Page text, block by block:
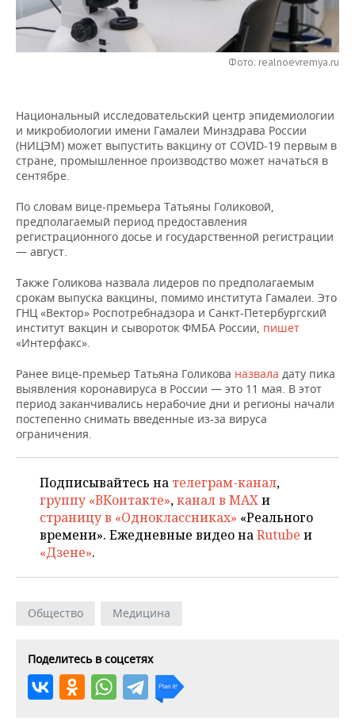
НЕФТЕХИМИЯ
НЕФТЬ
ЭНЕРГЕТИКА
РОЗНИЧНАЯ ТОРГОВЛЯ
НОВОСТИ ТЕХНОЛОГИЙ
ТЕЛЕКОММУНИКАЦИИ
МЕРОПРИЯТИЯ
БИЗНЕС-БРАНЧИ
ONLINE-КОНФЕРЕНЦИИ
ОТКРЫТАЯ ЛЕКЦИЯ
ФУТБОЛ
ХОККЕЙ
БАСКЕТБОЛ
ВОЛЕЙБОЛ
КИБЕРСПОРТ
ФИГУРНОЕ КАТАНИЕ
ХОККЕЙ С МЯЧОМ
НОВОСТИ ОБЩЕСТВА
ВЛАСТЬ
ИНФРАСТРУКТУРА
ИСТОРИЯ
КУЛЬТУРА
МЕДИЦИНА
ПРОИСШЕСТВИЯ
ФОТОГАЛЕРЕЯ
СЮЖЕТЫ
СПРАВОЧНИК
СПИСОК ПЕРСОН
СПИСОК КОМПАНИЙ
ПОЛНАЯ ВЕРСИЯ
Фото: realnoevremya.ru
Национальный исследовательский центр эпидемиологии
и микробиологии имени Гамалеи Минздрава России
(НИЦЭМ) может выпустить вакцину от COVID-19 первым в
стране, промышленное производство может начаться в
сентябре.
По словам вице-премьера Татьяны Голиковой,
предполагаемый период предоставления
регистрационного досье и государственной регистрации
— август.
Также Голикова назвала лидеров по предполагаемым
срокам выпуска вакцины, помимо института Гамалеи. Это
ГНЦ «Вектор» Роспотребнадзора и Санкт-Петербургский
институт вакцин и сывороток ФМБА России, пишет
«Интерфакс».
Ранее вице-премьер Татьяна Голикова назвала дату пика
выявления коронавируса в России — это 11 мая. В этот
период заканчивались нерабочие дни и регионы начали
постепенно снимать введенные из-за вируса
ограничения.
Подписывайтесь на телеграм-канал,
группу «ВКонтакте»,канал в MAXи
страницу в «Одноклассниках» «Реального
времени». Ежедневные видео наRutube и
«Дзене».
Общество Медицина
Поделитесь в соцсетях